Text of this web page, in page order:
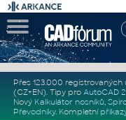
Přes 123.000 registrovaných
(CZ+EN). Tipy pro AutoCAD
Nový Kalkulátor nosníků,
Převodníky. Kompletní